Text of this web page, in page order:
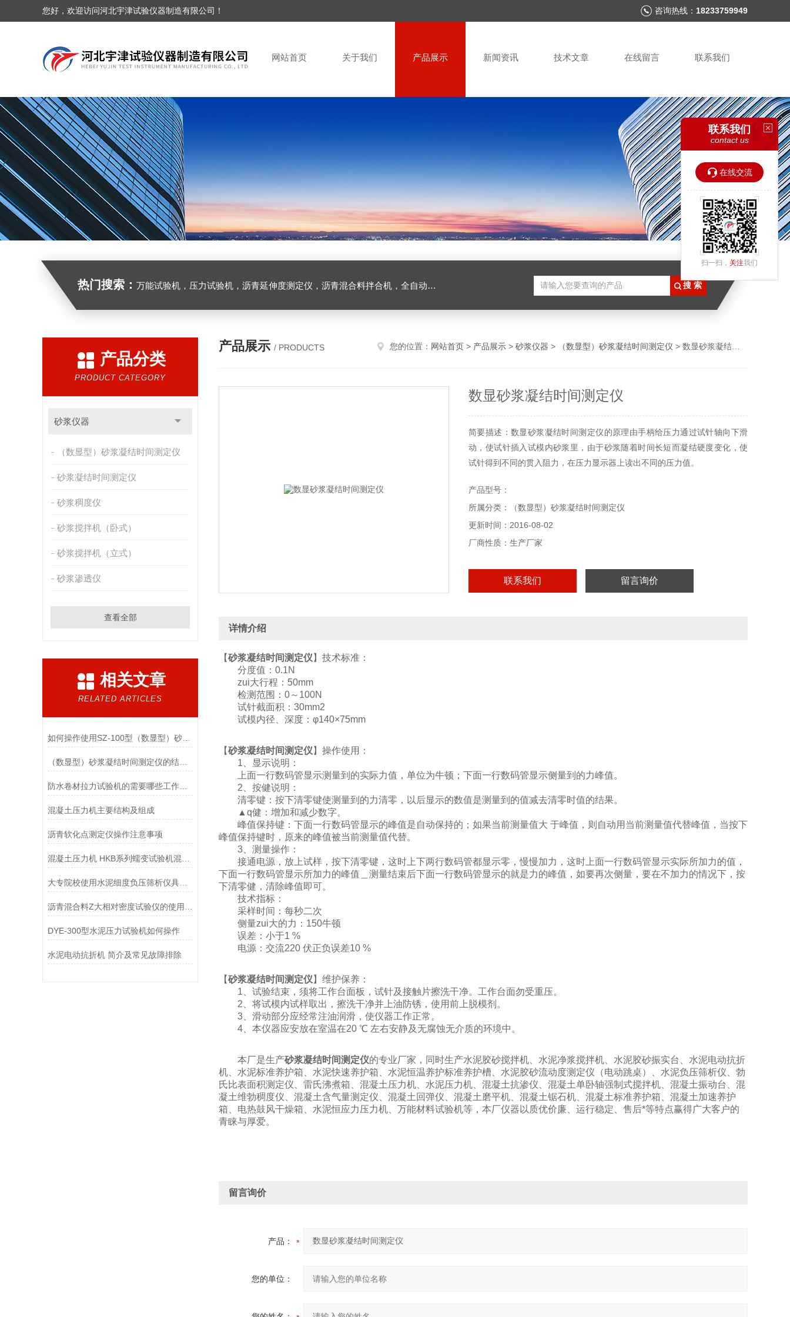
您好，欢迎访问河北宇津试验仪器制造有限公司！ 咨询热线： 18233759949
网站首页 关于我们 产品展示 新闻资讯 技术文章 在线留言 联系我们
热门搜索： 万能试验机，压力试验机，沥青延伸度测定仪，沥青混合料拌合机，全自动沥青混合料离心式抽提仪，马歇尔电动击实仪，车辙试验成型机，连续式路面八轮平整度仪，商品混凝土搅拌站试验仪器，试模
产品分类
PRODUCT CATEGORY
砂浆仪器
（数显型）砂浆凝结时间测定仪
砂浆凝结时间测定仪
砂浆稠度仪
砂浆搅拌机（卧式）
砂浆搅拌机（立式）
砂浆渗透仪
查看全部
相关文章
RELATED ARTICLES
如何操作使用SZ-100型（数显型）砂浆凝结时间测定仪
（数显型）砂浆凝结时间测定仪的结构及使用
防水卷材拉力试验机的需要哪些工作条件
混凝土压力机主要结构及组成
沥青软化点测定仪操作注意事项
大专院校使用水泥细度负压筛析仪具体参数
DYE-300型水泥压力试验机如何操作
水泥电动抗折机 简介及常见故障排除
产品展示 / PRODUCTS 您的位置： 网站首页 > 产品展示 > 砂浆仪器 > （数显型）砂浆凝结时间测定仪 > 数显砂浆凝结时间测定仪
数显砂浆凝结时间测定仪
简要描述：数显砂浆凝结时间测定仪的原理由手柄给压力通过试针轴向下滑
动，使试针插入试模内砂浆里，由于砂浆随着时间长短而凝结硬度变化，使
试针得到不同的贯入阻力，在压力显示器上读出不同的压力值。
产品型号：
所属分类：（数显型）砂浆凝结时间测定仪
更新时间：2016-08-02
厂商性质：生产厂家
联系我们 留言询价
详情介绍
【砂浆凝结时间测定仪 】技术标准：
分度值：0.1N
zui大行程：50mm
检测范围：0～100N
试针截面积：30mm2
试模内径、深度：φ140×75mm
【砂浆凝结时间测定仪 】操作使用：
1、显示说明：
上面一行数码管显示测量到的实际力值，单位为牛顿；下面一行数码管显示侧量到的力峰值。
2、按健说明：
清零键：按下清零键使测量到的力清零，以后显示的数值是测量到的值减去清零时值的结果。
▲q健：增加和减少数字。
峰值保持键：下面一行数码管显示的峰值是自动保持的；如果当前测量值大 于峰值，则自动用当前测量值代替峰值，当按下
峰值保持键时，原来的峰值被当前测量值代替。
3、测量操作：
接通电源，放上试样，按下清零键，这时上下两行数码管都显示零，慢慢加力，这时上面一行数码管显示实际所加力的值，
下面一行数码管显示所加力的峰值＿测量结束后下面一行数码管显示的就是力的峰值，如要再次侧量，要在不加力的情况下，按
下清零健，清除峰值即可。
技术指标：
采样时间：每秒二次
侧量zui大的力：150牛顿
误差：小于1 %
电源：交流220 伏正负误差10 %
【砂浆凝结时间测定仪 】维护保养：
1、试验结束，须将工作台面板，试针及接触片擦洗干净。工作台面勿受重压。
2、将试模内试样取出，擦洗干净并上油防锈，使用前上脱模剂。
3、滑动部分应经常注油润滑，使仪器工作正常。
4、本仪器应安放在室温在20 ℃ 左右安静及无腐蚀无介质的环境中。
本厂是生产砂浆凝结时间测定仪的专业厂家，同时生产水泥胶砂搅拌机、水泥净浆搅拌机、水泥胶砂振实台、水泥电动抗折
机、水泥标准养护箱、水泥快速养护箱、水泥恒温养护标准养护槽、水泥胶砂流动度测定仪（电动跳桌）、水泥负压筛析仪、勃
氏比表面积测定仪、雷氏沸煮箱、混凝土压力机、水泥压力机、混凝土抗渗仪、混凝土单卧轴强制式搅拌机、混凝土振动台、混
凝土维勃稠度仪、混凝土含气量测定仪、混凝土回弹仪、混凝土磨平机、混凝土锯石机、混凝土标准养护箱、混凝土加速养护
箱、电热鼓风干燥箱、水泥恒应力压力机、万能材料试验机等，本厂仪器以质优价廉、运行稳定、售后*等特点赢得广大客户的
青睐与厚爱。
留言询价
产品：
您的单位：
联系我们
contact us
在线交流
扫一扫， 关注我们